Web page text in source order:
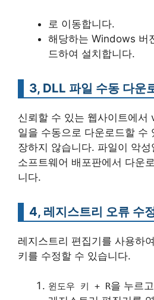
로 이동합니다.
해당하는 Windows 버
드하여 설치합니다.
3, DLL 파일 수동 다운
신뢰할 수 있는 웹사이트에
일을 수동으로 다운로드할 수
장하지 않습니다. 파일이 악
소프트웨어 배포판에서 다운
니다.
4, 레지스트리 오류 수
레지스트리 편집기를 사용하
키를 수정할 수 있습니다.
윈도우 키 + R을 누르고